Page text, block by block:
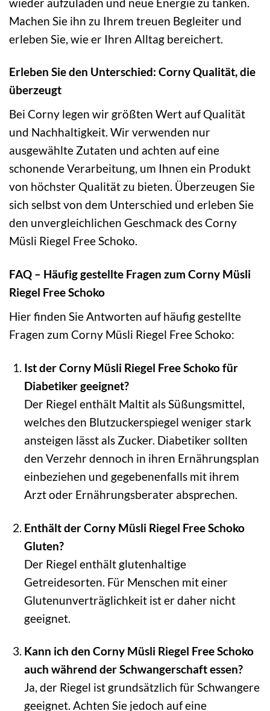
Machen Sie ihn zu Ihrem treuen Begleiter und
erleben Sie, wie er Ihren Alltag bereichert.
Erleben Sie den Unterschied: Corny Qualität, die
überzeugt
Bei Corny legen wir größten Wert auf Qualität
und Nachhaltigkeit. Wir verwenden nur
ausgewählte Zutaten und achten auf eine
schonende Verarbeitung, um Ihnen ein Produkt
von höchster Qualität zu bieten. Überzeugen Sie
sich selbst von dem Unterschied und erleben Sie
den unvergleichlichen Geschmack des Corny
Müsli Riegel Free Schoko.
FAQ – Häufig gestellte Fragen zum Corny Müsli
Riegel Free Schoko
Hier finden Sie Antworten auf häufig gestellte
Fragen zum Corny Müsli Riegel Free Schoko:
Ist der Corny Müsli Riegel Free Schoko für
Diabetiker geeignet?
Der Riegel enthält Maltit als Süßungsmittel,
welches den Blutzuckerspiegel weniger stark
ansteigen lässt als Zucker. Diabetiker sollten
den Verzehr dennoch in ihren Ernährungsplan
einbeziehen und gegebenenfalls mit ihrem
Arzt oder Ernährungsberater absprechen.
Enthält der Corny Müsli Riegel Free Schoko
Gluten?
Der Riegel enthält glutenhaltige
Getreidesorten. Für Menschen mit einer
Glutenunverträglichkeit ist er daher nicht
geeignet.
Kann ich den Corny Müsli Riegel Free Schoko
auch während der Schwangerschaft essen?
Ja, der Riegel ist grundsätzlich für Schwangere
geeignet. Achten Sie jedoch auf eine